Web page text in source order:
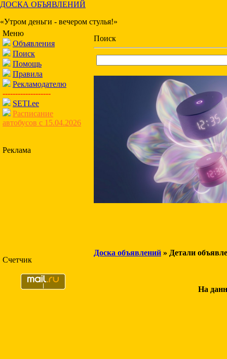
ДОСКА ОБЪЯВЛЕНИЙ
«Утром деньги - вечером стулья!»
Меню
Объявления
Поиск
Помощь
Правила
Рекламодателю
-------------------
SETI.ee
Расписание
автобусов с 15.04.2026
Реклама
Счетчик
Поиск
Доска объявлений » Детали
На